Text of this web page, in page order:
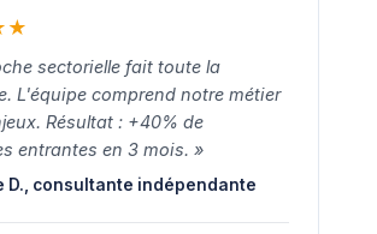
★
sectorielle fait toute la
L'équipe comprend notre métier
Résultat : +40% de
entrantes en 3 mois. »
D., consultante indépendante